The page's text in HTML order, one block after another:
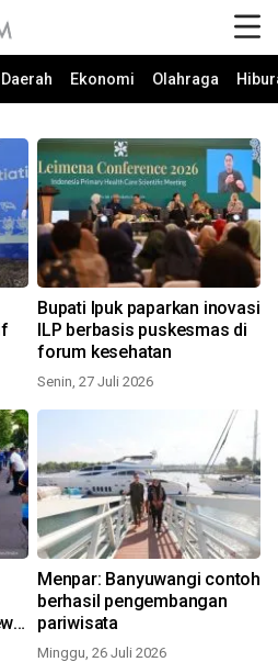
Ekonomi Olahraga
Bupati Ipuk paparkan inovasi
ILP berbasis puskesmas di
forum kesehatan
Senin, 27 Juli 2026
Menpar: Banyuwangi contoh
berhasil pengembangan
pariwisata
Minggu, 26 Juli 2026